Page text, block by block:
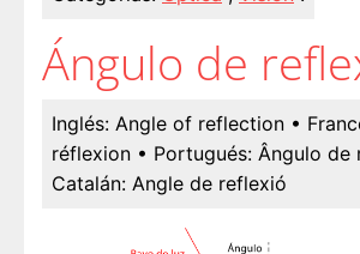
Ángulo de
Inglés: Angle of reflection •
réflexion • Portugués: Ângulo de
Catalán: Angle de reflexió